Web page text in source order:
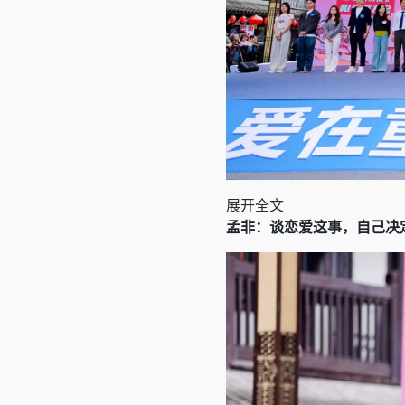
展开全文
孟非：谈恋爱这事，自己决